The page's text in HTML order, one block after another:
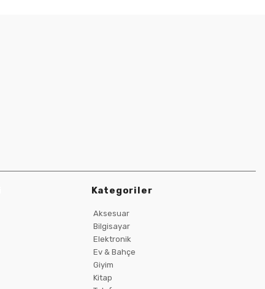
Kategoriler
Aksesuar
Bilgisayar
Elektronik
Ev & Bahçe
Giyim
Kitap